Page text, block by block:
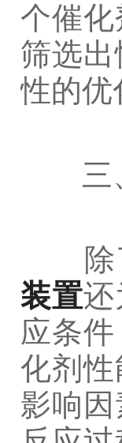
个催
筛选
性的优
三、
除了
装置还
应条
化剂
影响